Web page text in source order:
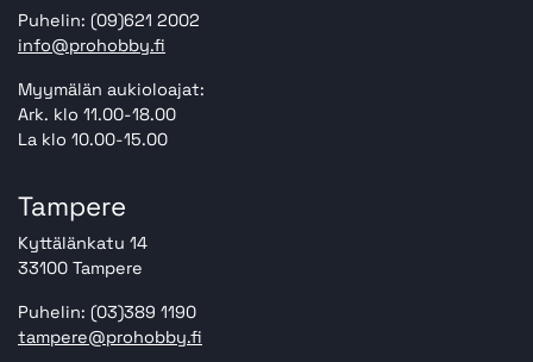
Puhelin: (09)621 2002
info@prohobby.fi
Myymälän aukioloajat:
Ark. klo 11.00-18.00
La klo 10.00-15.00
Tampere
Kyttälänkatu 14
33100 Tampere
Puhelin: (03)389 1190
tampere@prohobby.fi